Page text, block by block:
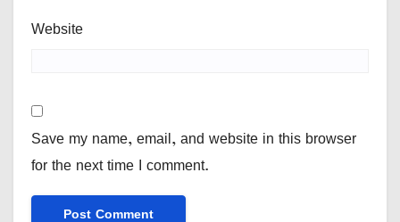
Website
Save my name, email, and website in this browser
for the next time I comment.